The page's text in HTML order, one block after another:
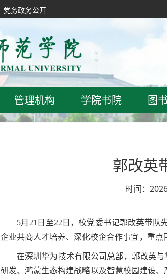
党务政务公开
管理机构 学院书院 图
郭改英
时间：
5月21日至22日，校党委书记郭改英带
企业共商人才培养、深化校企合作事宜，重点
在深圳华为技术有限公司总部，郭改英
研发、鸿蒙生态构建战略以及智慧校园建设